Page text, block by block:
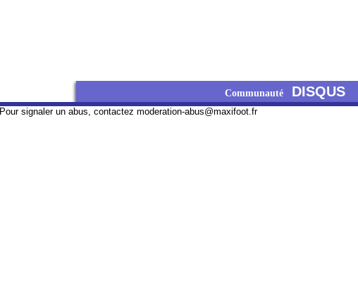
Communauté DISQUS
Pour signaler un abus, contactez moderation-abus@maxifoot.fr